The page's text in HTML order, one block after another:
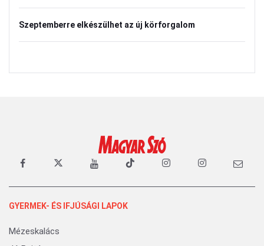
Szeptemberre elkészülhet az új körforgalom
GYERMEK- ÉS IFJÚSÁGI LAPOK
Mézeskalács